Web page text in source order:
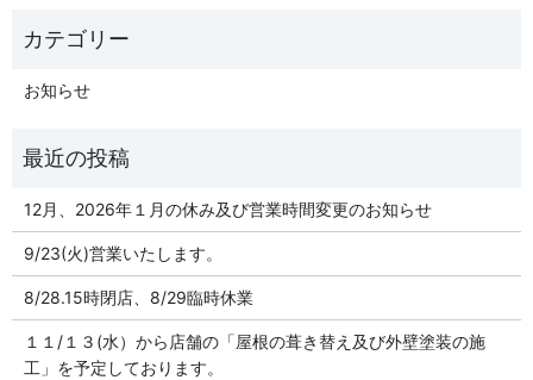
お知らせ
12月、2026年１月の休み及び営業時間変更のお知らせ
9/23(火)営業いたします。
8/28.15時閉店、8/29臨時休業
１１/１３(水）から店舗の「屋根の葺き替え及び外壁塗装の施
工」を予定しております。